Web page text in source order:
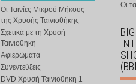
Οι Ταινίες Μικρού Μήκους
της Χρυσής Ταινιοθήκης
Σχετικά με τη Χρυσή
Ταινιοθήκη
Αφιερώματα
Συνεντεύξεις
DVD Χρυσή Ταινιοθήκη 1
Οι